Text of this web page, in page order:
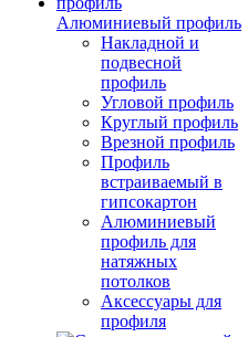
Алюминиевый профиль
Накладной и
подвесной
профиль
Угловой профиль
Круглый профиль
Врезной профиль
Профиль
встраиваемый в
гипсокартон
Алюминиевый
профиль для
натяжных
потолков
Аксессуары для
профиля